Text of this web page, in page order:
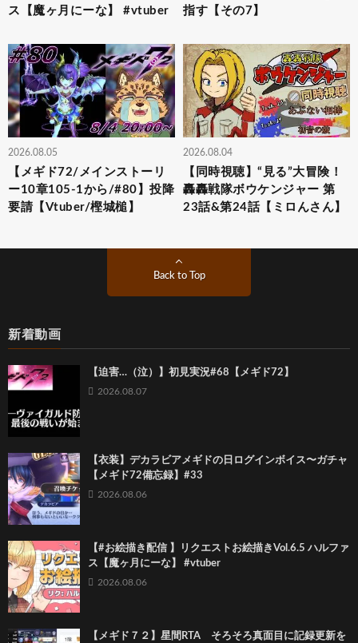
ス【魔ヶ月にーな】 #vtuber
指す【その7】
2026.08.05
【メギド72/メインストーリ
ー10章105-1から/#80】投降
要請【Vtuber/樫城槌】
2026.08.04
【同時視聴】“見る”大冒険！
轟轟戦隊ボウケンジャー 第
23話&第24話【ミロんさん】
Back to Top
新着動画
【迫害…（泣）】初見実況#68【メギド72】
2026.08.07
【衣装】デカラビアメギドの日ログインボイス〜ガチャ
【メギド72備忘録】#33
2026.08.06
【#お絵描き配信 】リクエストお絵描きVol.6.5 ハルファ
ス【魔ヶ月にーな】 #vtuber
2026.08.06
【メギド７２】星間RTA そろそろ真面目に記録更新を